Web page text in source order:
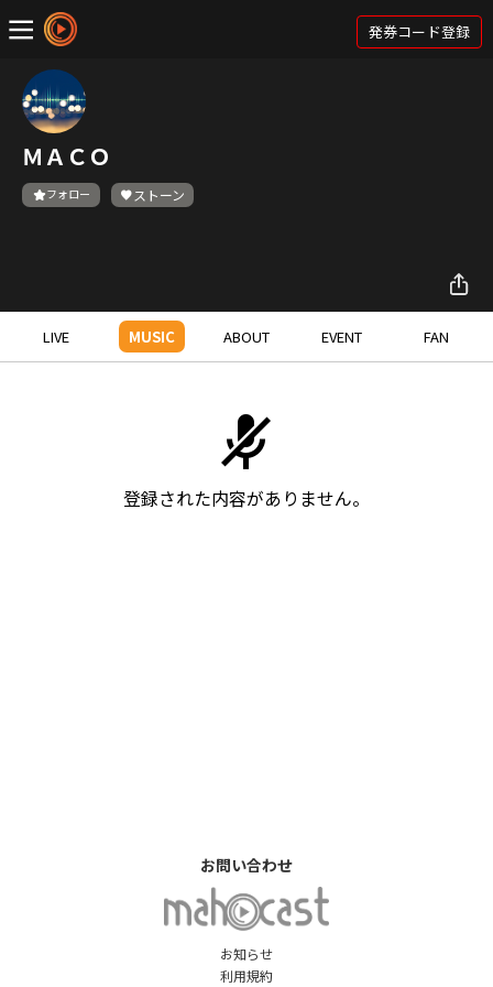
発券コード登録
ＭＡＣＯ
フォロー ストーン
LIVE MUSIC ABOUT EVENT FAN
登録された内容がありません。
お知らせ
利用規約
お問い合わせ